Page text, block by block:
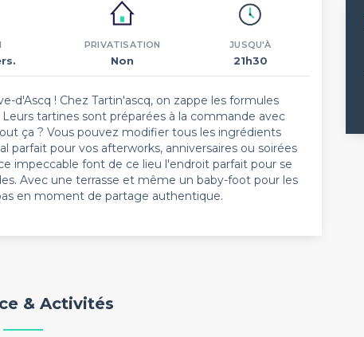
PRIVATISATION
Non
JUSQU'À
21h30
d'Ascq ! Chez Tartin'ascq, on zappe les formules
tartines sont préparées à la commande avec
ça ? Vous pouvez modifier tous les ingrédients
parfait pour vos afterworks, anniversaires ou soirées
impeccable font de ce lieu l'endroit parfait pour se
Avec une terrasse et même un baby-foot pour les
en moment de partage authentique.
& Activités